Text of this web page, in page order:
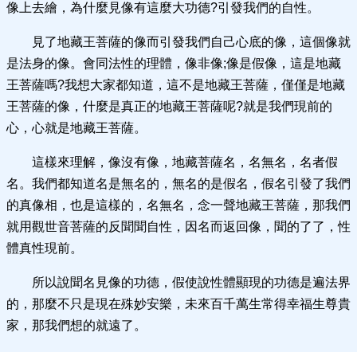
像上去繪，為什麼見像有這麼大功德?引發我們的自性。
見了地藏王菩薩的像而引發我們自己心底的像，這個像就
是法身的像。會同法性的理體，像非像;像是假像，這是地藏
王菩薩嗎?我想大家都知道，這不是地藏王菩薩，僅僅是地藏
王菩薩的像，什麼是真正的地藏王菩薩呢?就是我們現前的
心，心就是地藏王菩薩。
這樣來理解，像沒有像，地藏菩薩名，名無名，名者假
名。我們都知道名是無名的，無名的是假名，假名引發了我們
的真像相，也是這樣的，名無名，念一聲地藏王菩薩，那我們
就用觀世音菩薩的反聞聞自性，因名而返回像，聞的了了，性
體真性現前。
所以說聞名見像的功德，假使說性體顯現的功德是遍法界
的，那麼不只是現在殊妙安樂，未來百千萬生常得幸福生尊貴
家，那我們想的就遠了。